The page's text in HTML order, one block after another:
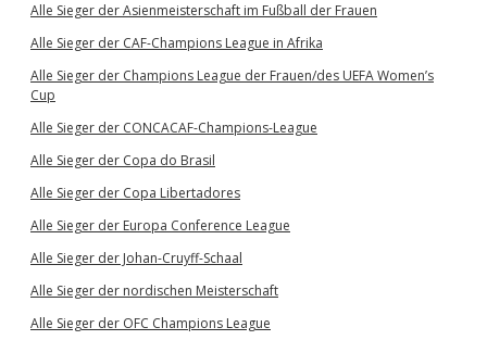
Alle Sieger der Asienmeisterschaft im Fußball der Frauen
Alle Sieger der CAF-Champions League in Afrika
Alle Sieger der Champions League der Frauen/des UEFA Women’s
Cup
Alle Sieger der CONCACAF-Champions-League
Alle Sieger der Copa do Brasil
Alle Sieger der Copa Libertadores
Alle Sieger der Europa Conference League
Alle Sieger der Johan-Cruyff-Schaal
Alle Sieger der nordischen Meisterschaft
Alle Sieger der OFC Champions League